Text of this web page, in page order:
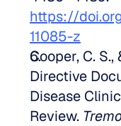
https://
11085-z
Cooper, C.
Directive
Disease
Review.